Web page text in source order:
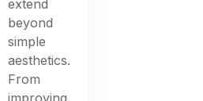
extend
beyond
simple
aesthetics.
From
improving